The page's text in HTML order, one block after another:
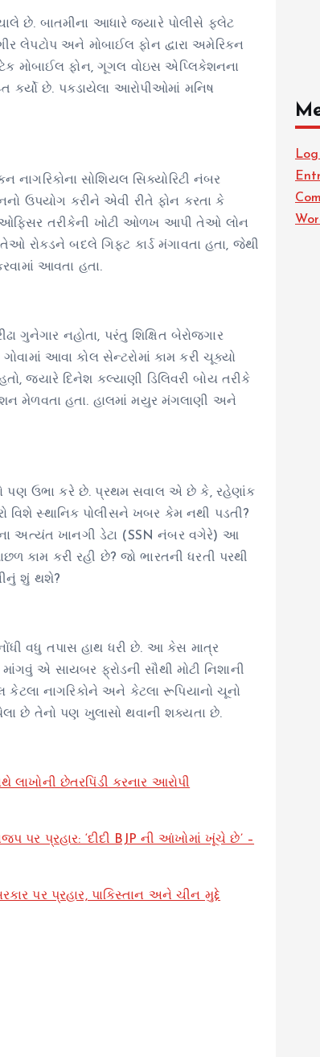
છે. બાતમીના આધારે જ્યારે પોલીસે ફ્લેટ
લેપટોપ અને મોબાઈલ ફોન દ્વારા અમેરિકન
ટેક મોબાઈલ ફોન, ગૂગલ વોઇસ એપ્લિકેશનના
કર્યો છે. પકડાયેલા આરોપીઓમાં મનિષ
સોશિયલ સિક્યોરિટી નંબર
ઉપયોગ કરીને એવી રીતે ફોન કરતા કે
ઓફિસર તરીકેની ખોટી ઓળખ આપી તેઓ લોન
રોકડને બદલે ગિફ્ટ કાર્ડ મંગાવતા હતા, જેથી
આવતા હતા.
ગુનેગાર નહોતા, પરંતુ શિક્ષિત બેરોજગાર
આવા કોલ સેન્ટરોમાં કામ કરી ચૂક્યો
જ્યારે દિનેશ કલ્યાણી ડિલિવરી બોય તરીકે
મેળવતા હતા. હાલમાં મયુર મંગલાણી અને
પણ ઉભા કરે છે. પ્રથમ સવાલ એ છે કે, રહેણાંક
વિશે સ્થાનિક પોલીસને ખબર કેમ નથી પડતી?
અત્યંત ખાનગી ડેટા (SSN નંબર વગેરે) આ
કામ કરી રહી છે? જો ભારતની ધરતી પરથી
શું થશે?
વધુ તપાસ હાથ ધરી છે. આ કેસ માત્ર
એ સાયબર ફ્રોડની સૌથી મોટી નિશાની
નાગરિકોને અને કેટલા રૂપિયાનો ચૂનો
છે તેનો પણ ખુલાસો થવાની શક્યતા છે.
છેતરપિંડી કરનાર આરોપી
પર પ્રહાર: ‘દીદી BJP ની આંખોમાં ખૂંચે છે’ –
પર પ્રહાર, પાકિસ્તાન અને ચીન મુદ્દે